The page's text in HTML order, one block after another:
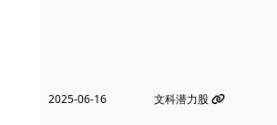
2025-06-16 文科潜力股